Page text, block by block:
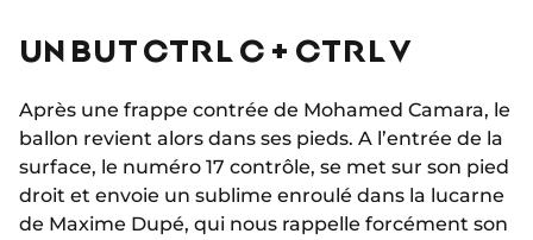
UN BUT CTRL C + CTRL V
Après une frappe contrée de Mohamed Camara, le
ballon revient alors dans ses pieds. A l’entrée de la
surface, le numéro 17 contrôle, se met sur son pied
droit et envoie un sublime enroulé dans la lucarne
de Maxime Dupé, qui nous rappelle forcément son